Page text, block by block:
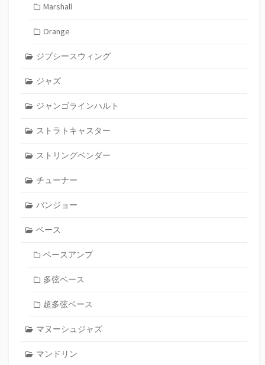
Marshall
Orange
ジプシースウィング
ジャズ
ジャンゴラインハルト
ストラトキャスター
ストリングベンダー
チューナー
バンジョー
ベース
ベースアンプ
多弦ベース
超多弦ベース
マヌーシュジャズ
マンドリン